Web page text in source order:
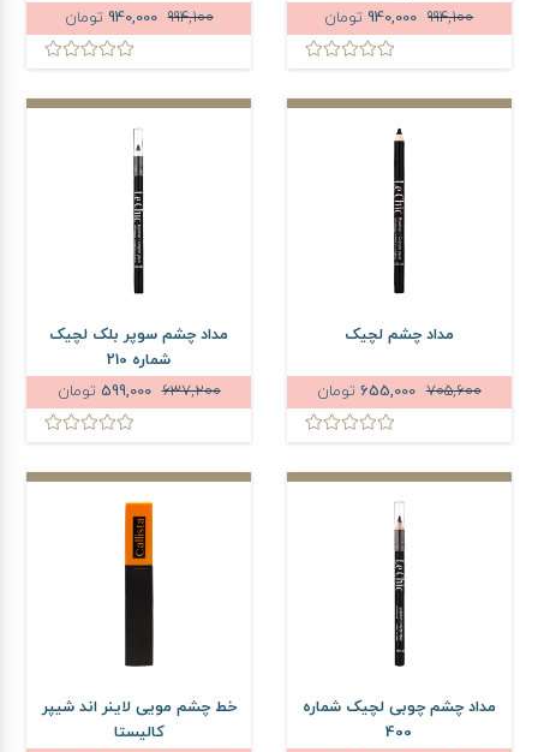
994,100
تومان 994,100
940,000 تومان
مداد چشم لچیک
705,600
655,000 تومان
مداد چشم سوپر بلک لچیک
شماره 210
637,200
599,000 تومان
مداد چشم چوبی لچیک شماره
400
خط چشم مویی لاینر اند شیپر
کالیستا